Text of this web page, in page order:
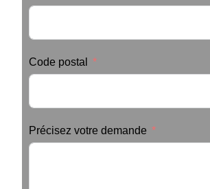
Code postal
Précisez votre demande